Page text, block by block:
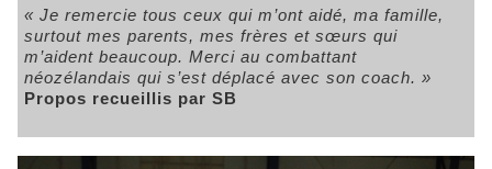
« Je remercie tous ceux qui m’ont aidé, ma famille,
surtout mes parents, mes frères et sœurs qui
m’aident beaucoup. Merci au combattant
néozélandais qui s’est déplacé avec son coach. »
Propos recueillis par SB